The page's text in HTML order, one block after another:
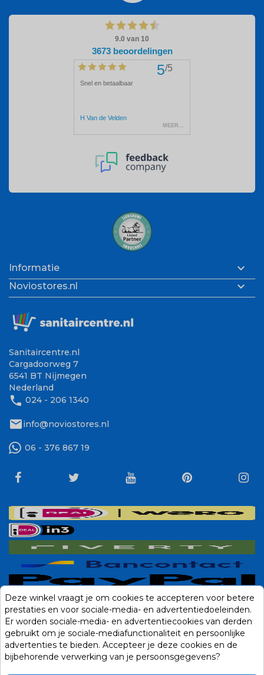
Informatie 
Noviostores.nl 
Sanitaircentre.nl
Cargadoorweg 7
6541 BT Nijmegen
Nederland
phone 024 - 206 1340
mailinfo@noviostores.nl
06 - 376 867 19
Deze winkel vraagt je om cookies te accepteren voor betere
prestaties en voor sociale-media- en advertentiedoeleinden.
Er worden sociale-media- en advertentiecookies van derden
gebruikt om je sociale-mediafunctionaliteit en persoonlijke
advertenties te bieden. Accepteer je deze cookies en de
bijbehorende verwerking van je persoonsgegevens?